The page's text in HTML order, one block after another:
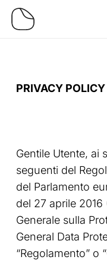
Skip
PRIVACY
Gentile Utente, ai
seguenti del
del Parlamento
del 27 aprile 2016
Generale sulla
General Data
“Regolamento” o